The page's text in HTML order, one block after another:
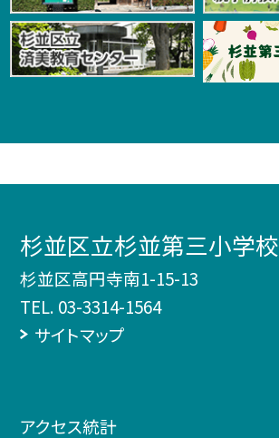
杉並区立杉並第三小学校
杉並区高円寺南1-15-13
TEL. 03-3314-1564
サイトマップ
アクセス統計